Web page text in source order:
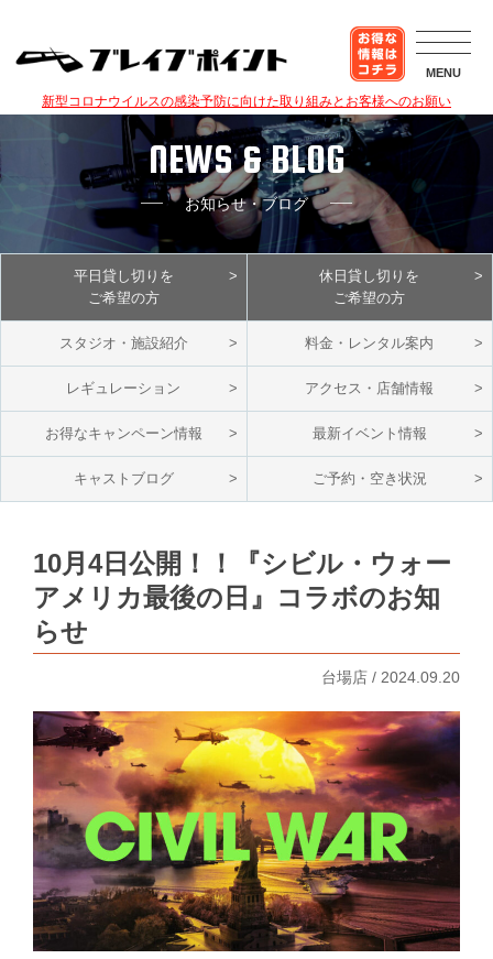
MENU
新型コロナウイルスの感染予防に向けた取り組みとお客様へのお願い
NEWS & BLOG
お知らせ・ブログ
平日貸し切りを
ご希望の方
休日貸し切りを
ご希望の方
スタジオ・施設紹介 料金・レンタル案内
レギュレーション アクセス・店舗情報
お得なキャンペーン情報 最新イベント情報
キャストブログ ご予約・空き状況
10月4日公開！！『シビル・ウォー
アメリカ最後の日』コラボのお知
らせ
台場店 / 2024.09.20